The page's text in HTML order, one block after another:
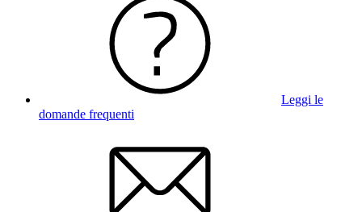
Leggi le
domande frequenti